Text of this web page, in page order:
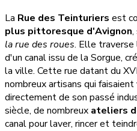
La Rue des Teinturiers est
plus pittoresque d'Avignon,
la rue des roues. Elle traverse
d'un canal issu de la Sorgue,
la ville. Cette rue datant du
nombreux artisans qui
directement de son passé
siècle, de nombreux ateliers
canal pour laver, rincer et